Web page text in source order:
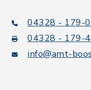
04328 - 179-0
04328 - 179-
info@amt-